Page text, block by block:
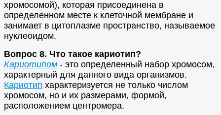
хромосомой), которая присоединена в
определенном месте к клеточной мембране и
занимает в цитоплазме пространство, называемое
нуклеоидом.
Вопрос 8. Что такое кариотип?
Кариотипом - это определенный набор хромосом,
характерный для данного вида организмов.
Кариотип характеризуется не только числом
хромосом, но и их размерами, формой,
расположением центромера.